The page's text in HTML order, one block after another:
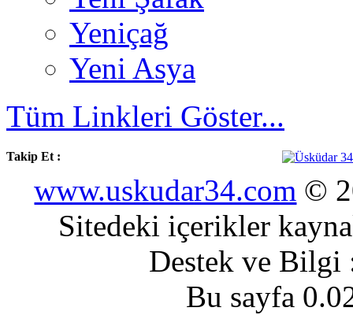
Yeniçağ
Yeni Asya
Tüm Linkleri Göster...
Takip Et :
www.uskudar34.com ©
Sitedeki içerikler
Destek ve
Bu sayfa